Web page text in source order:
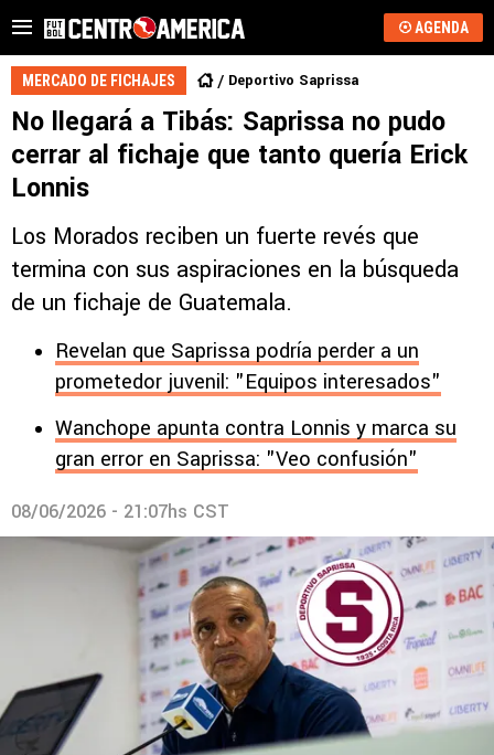
AGENDA
MERCADO DE FICHAJES Deportivo Saprissa
No llegará a Tibás: Saprissa no pudo
cerrar al fichaje que tanto quería Erick
Lonnis
Los Morados reciben un fuerte revés que
termina con sus aspiraciones en la búsqueda
de un fichaje de Guatemala.
Revelan que Saprissa podría perder a un
prometedor juvenil: "Equipos interesados"
Wanchope apunta contra Lonnis y marca su
gran error en Saprissa: "Veo confusión"
08/06/2026 - 21:07hs CST